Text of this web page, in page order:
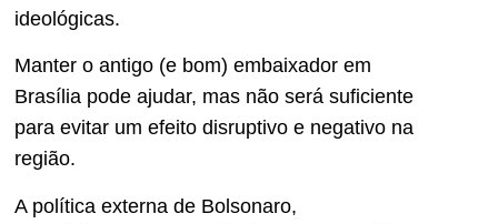
ideológicas.
Manter o antigo (e bom) embaixador em
Brasília pode ajudar, mas não será suficiente
para evitar um efeito disruptivo e negativo na
região.
A política externa de Bolsonaro,